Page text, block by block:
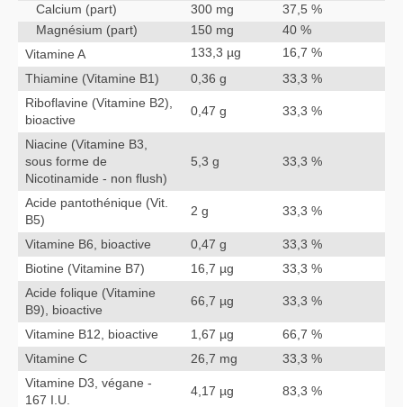
Calcium (part)
300 mg
37,5 %
Magnésium (part)
150 mg
40 %
Vitamine A
133,3 µg
16,7 %
Thiamine (Vitamine B1)
0,36 g
33,3 %
Riboflavine (Vitamine B2),
bioactive
0,47 g 33,3 %
Niacine (Vitamine B3,
sous forme de
Nicotinamide - non flush)
5,3 g 33,3 %
Acide pantothénique (Vit.
B5)
2 g 33,3 %
Vitamine B6, bioactive 0,47 g
33,3 %
Biotine (Vitamine B7)
16,7 µg
33,3 %
Acide folique (Vitamine
B9), bioactive
66,7 µg 33,3 %
Vitamine B12, bioactive 1,67 µg
66,7 %
Vitamine C
26,7 mg
33,3 %
Vitamine D3, végane -
167 I.U.
4,17 µg 83,3 %